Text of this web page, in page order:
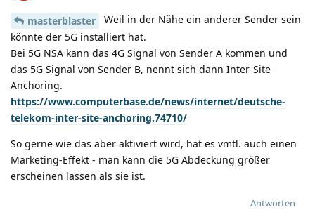
masterblaster
Weil in der Nähe ein anderer Sender sein
könnte der 5G installiert hat.
Bei 5G NSA kann das 4G Signal von Sender A kommen und
das 5G Signal von Sender B, nennt sich dann Inter-Site
Anchoring.
https://www.computerbase.de/news/internet/deutsche-
telekom-inter-site-anchoring.74710/
So gerne wie das aber aktiviert wird, hat es vmtl. auch einen
Marketing-Effekt - man kann die 5G Abdeckung größer
erscheinen lassen als sie ist.
Antworten